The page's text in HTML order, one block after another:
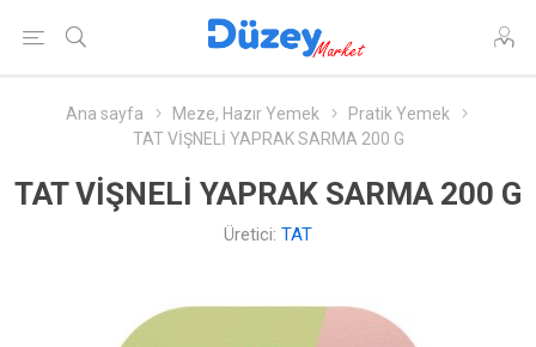
Ana sayfa Meze, Hazır Yemek
Pratik Yemek
TAT VİŞNELİ YAPRAK SARMA 200 G
TAT VİŞNELİ YAPRAK SARMA 200 G
Üretici: TAT